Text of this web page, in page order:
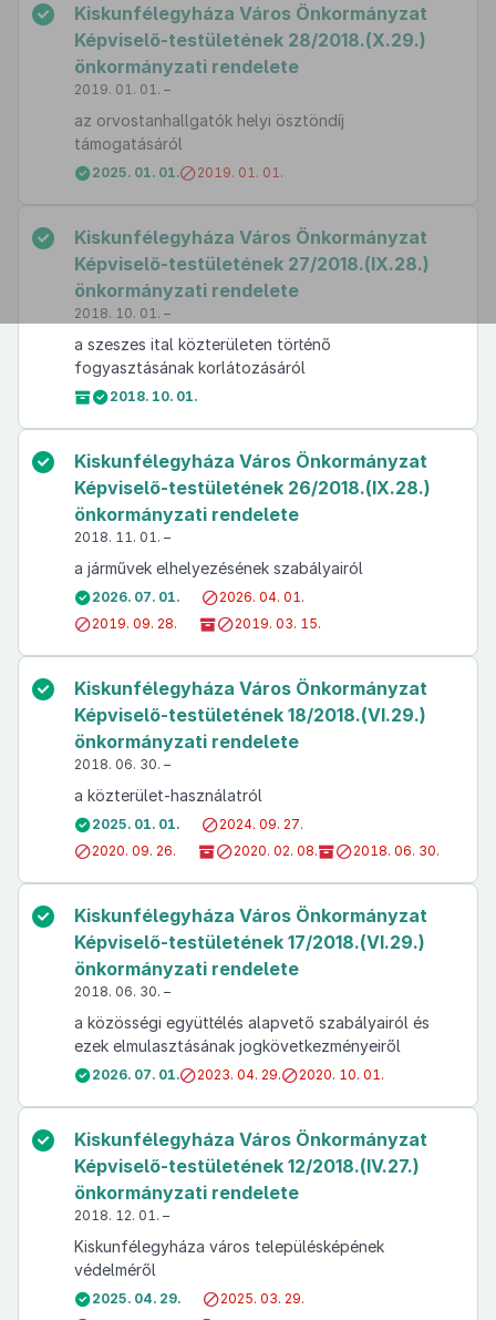
Kiskunfélegyháza Város Önkormányzat
Képviselő-testületének 28/2018.(X.29.)
önkormányzati rendelete
2019. 01. 01. –
az orvostanhallgatók helyi ösztöndíj
támogatásáról
2025. 01. 01. 2019. 01. 01.
Kiskunfélegyháza Város Önkormányzat
Képviselő-testületének 27/2018.(IX.28.)
önkormányzati rendelete
2018. 10. 01. –
a szeszes ital közterületen történő
fogyasztásának korlátozásáról
2018. 10. 01.
Kiskunfélegyháza Város Önkormányzat
Képviselő-testületének 26/2018.(IX.28.)
önkormányzati rendelete
2018. 11. 01. –
a járművek elhelyezésének szabályairól
2026. 07. 01.
2026. 04. 01.
2019. 09. 28.
2019. 03. 15.
Kiskunfélegyháza Város Önkormányzat
Képviselő-testületének 18/2018.(VI.29.)
önkormányzati rendelete
2018. 06. 30. –
a közterület-használatról
2025. 01. 01.
2024. 09. 27.
2020. 09. 26.
2020. 02. 08. 2018. 06. 30.
Kiskunfélegyháza Város Önkormányzat
Képviselő-testületének 17/2018.(VI.29.)
önkormányzati rendelete
2018. 06. 30. –
a közösségi együttélés alapvető szabályairól és
ezek elmulasztásának jogkövetkezményeiről
2026. 07. 01. 2023. 04. 29. 2020. 10. 01.
Kiskunfélegyháza Város Önkormányzat
Képviselő-testületének 12/2018.(IV.27.)
önkormányzati rendelete
2018. 12. 01. –
Kiskunfélegyháza város településképének
védelméről
2025. 04. 29.
2025. 03. 29.